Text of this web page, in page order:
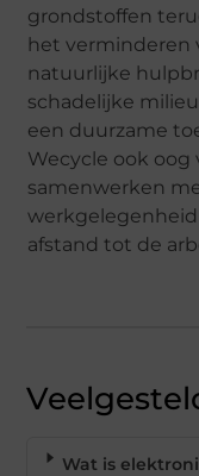
grondstoffen
het verminderen
natuurlijke
schadelijke
een duurzame
Wecycle ook oog
samenwerken
afstand tot de
Wat is